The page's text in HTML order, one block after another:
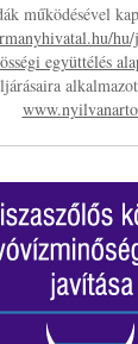
működésével
hu/
együttélés